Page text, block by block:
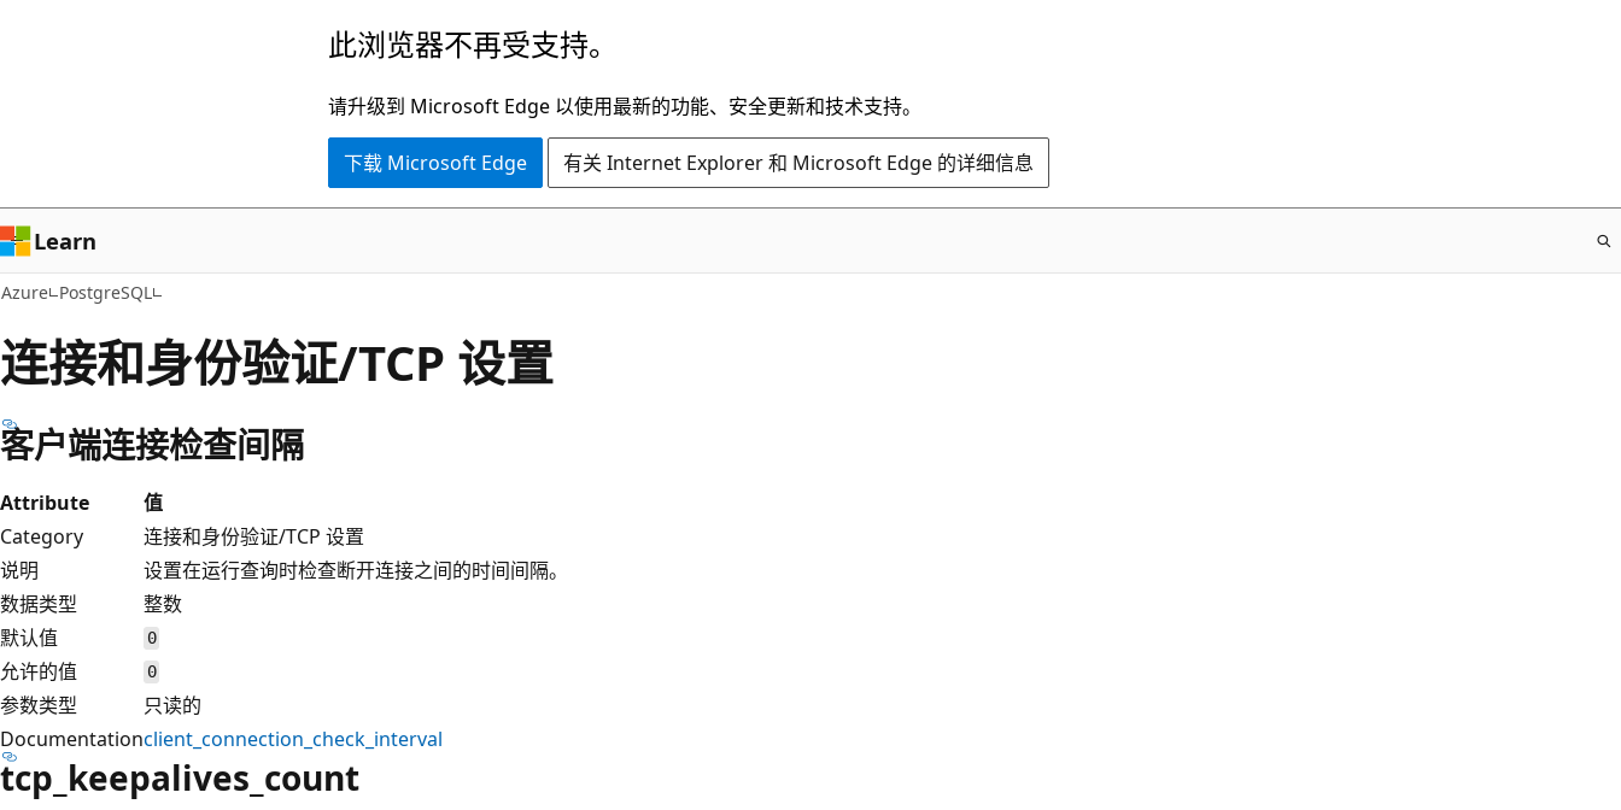
容
此浏览器不再受支持。
请升级到 Microsoft Edge 以使用最新的功能、安全更新和技术支持。
下载 Microsoft Edge 有关 Internet Explorer 和 Microsoft Edge 的详细信息
Learn
Azure PostgreSQL
连接和身份验证/TCP 设置
客户端连接检查间隔
Attribute
值
Category
连接和身份验证/TCP 设置
说明
设置在运行查询时检查断开连接之间的时间间隔。
数据类型
整数
默认值
0
允许的值 0
参数类型
只读的
Documentationclient_connection_check_interval
tcp_keepalives_count